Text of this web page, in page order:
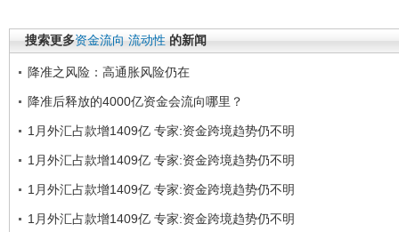
搜索更多资金流向 流动性 的新闻
降准之风险：高通胀风险仍在
降准后释放的4000亿资金会流向哪里？
1月外汇占款增1409亿 专家:资金跨境趋势仍不明
1月外汇占款增1409亿 专家:资金跨境趋势仍不明
1月外汇占款增1409亿 专家:资金跨境趋势仍不明
1月外汇占款增1409亿 专家:资金跨境趋势仍不明